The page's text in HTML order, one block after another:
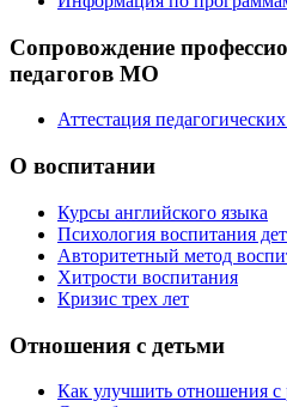
Сопровождение
педагогов МО
Аттестация
О воспитании
Курсы английского языка
Психология воспитания
Авторитетный метод
Хитрости воспитания
Кризис трех лет
Отношения с детьми
Как улучшить отношения с